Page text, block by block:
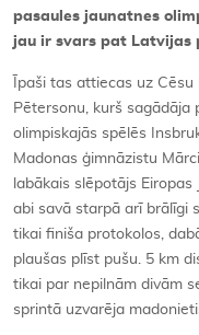
pasaules jaunatnes
jau ir svars pat Latvijas
Īpaši tas attiecas uz
Pētersonu, kurš sagādāja
olimpiskajās spēlēs
Madonas ģimnāzistu
labākais slēpotājs
abi savā starpā arī brālīgi
tikai finiša protokolos,
plaušas plīst pušu. 5 km
tikai par nepilnām divām
sprintā uzvarēja